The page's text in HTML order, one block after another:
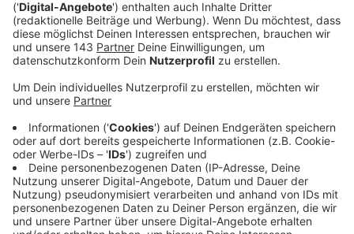
Spenden. Deswegen veranstaltet der Verein jetzt
drei Tage lang einen Flohmarkt in der Stadtgalerie
Witten. Wir haben mit Manuela Bohrisch über den
Verein und deren Arbeit gesprochen.
Der Flohmarkt ist vom 07.03. bis zum 09.03. immer
zwischen 10 und 18 Uhr in der Stadtgalerie Witten
(Hammerstraße 9-11, 58452 Witten). Alle
Informationen stehen auf der Homepage der
Tierfreunde Witten.
Veröffentlicht:Donnerstag, 07.03.2024 05:35